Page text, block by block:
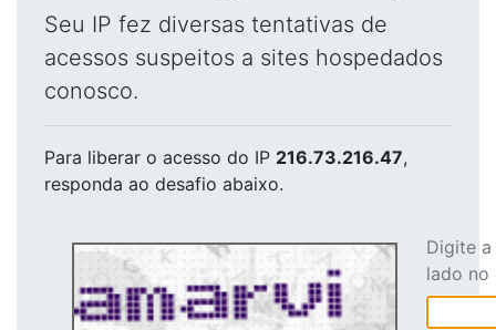
Seu IP fez diversas tentativas de
acessos suspeitos a sites hospedados
conosco.
Para liberar o acesso do IP 216.73.216.47,
responda ao desafio abaixo.
Digite
lado no